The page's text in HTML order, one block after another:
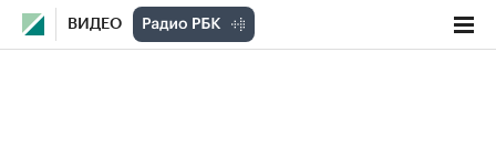
ВИДЕО